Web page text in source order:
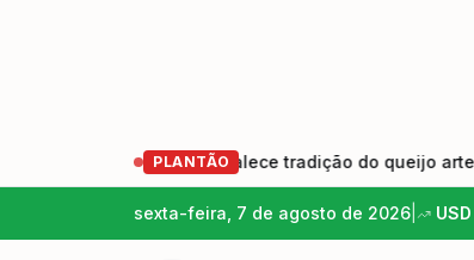
PLANTÃO
produtores e fortalece tradição do queijo artesanal
sexta-feira, 7 de agosto de 2026 USD